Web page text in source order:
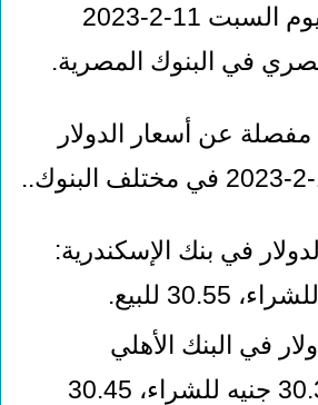
خلال تعاملات اليوم السبت 11-2-2023
في البنوك المصرية.
عن أسعار الدولار
في بنك الإسكندرية:
.
في البنك الأهلي
المصري: 30.35 جنيه للشراء، 30.45